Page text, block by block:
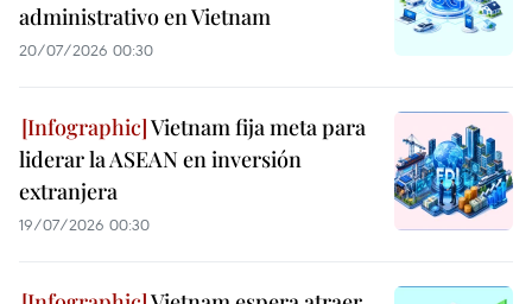
administrativo en Vietnam
20/07/2026 00:30
Vietnam fija meta para
liderar la ASEAN en inversión
extranjera
19/07/2026 00:30